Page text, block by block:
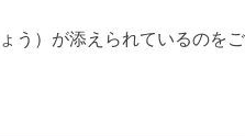
う）が添えられているのを